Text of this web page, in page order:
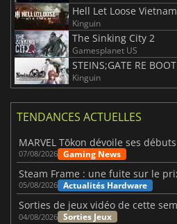
Hell Let Loose Vietnam
Kinguin
The Sinking City 2
Gamesplanet US
STEINS;GATE RE BOOT
Kinguin
TENDANCES ACTUELLES
07/08/2026 Gaming News
05/08/2026 Actualités Hardware
04/08/2026 Sorties Jeux